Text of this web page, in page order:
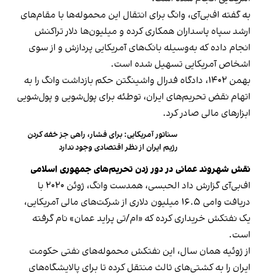
به گفته اف‌بی‌آی، وانگ برای انتقال این محموله‌ها با مقام‌های
ارشد سپاه پاسداران همکاری کرده و میلیون‌ها دلار تراکنش
انجام داده که به‌وسیله بانک‌های آمریکایی پردازش و از سوی
اشخاص آمریکایی تسهیل شده است.
بهمن ۱۴۰۲، دادگاه فدرال واشینگتن حکم بازداشت وانگ را به
اتهام نقض تحریم‌های ایران، توطئه برای پول‌شویی و پول‌شویی
ابزارهای مالی صادر کرد.
سناتور آمریکایی: برای فشار، راهی جز خفه کردن
رژیم ایران از نظر اقتصادی وجود ندارد
نقش شهروند عمانی در دور زدن تحریم‌های جمهوری اسلامی
اف‌بی‌آی گزارش داد الحبسی، همدست وانگ، ژوئن ۲۰۲۰ با
دریافت وامی ۱۶.۵ میلیون دلاری از شرکت‌های مالی آمریکایی،
یک نفتکش خریداری کرده که «ام/تی پراید عمان» نام گرفته
است.
از ژوئیه همان سال، این نفتکش محموله‌های نفتی حکومت
ایران را به کشتی‌های ثالث منتقل کرده تا برای پالایشگاه‌های